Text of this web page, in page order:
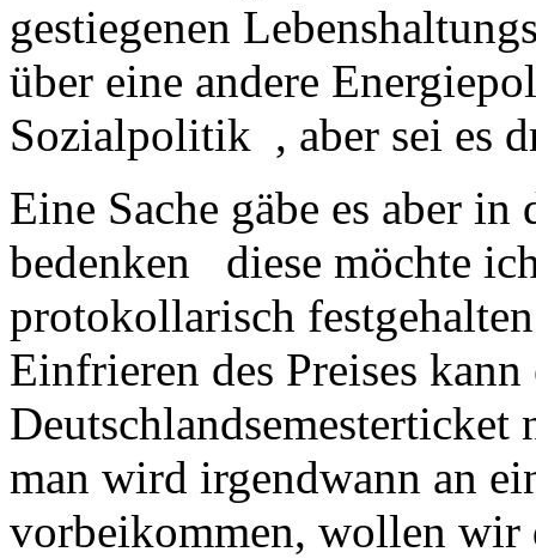
gestiegenen
über eine andere
Sozialpolitik , aber sei es
Eine Sache gäbe es aber
bedenken diese möchte
protokollarisch
Einfrieren des Preises kann
man wird irgendwann an
vorbeikommen, wollen